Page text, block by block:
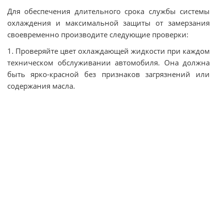
Для обеспечения длительного срока службы системы
охлаждения и максимальной защиты от замерзания
своевременно производите следующие проверки:
1. Проверяйте цвет охлаждающей жидкости при каждом
техническом обслуживании автомобиля. Она должна
быть ярко-красной без признаков загрязнений или
содержания масла.